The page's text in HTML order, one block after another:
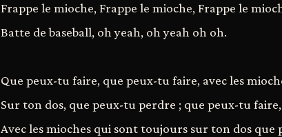
Frappe le mioche, Frappe le mioche, Frappe le
Batte de baseball, oh yeah, oh yeah oh oh.
Que peux-tu faire, que peux-tu faire, avec les
Sur ton dos, que peux-tu perdre ; que peux-tu
Avec les mioches qui sont toujours sur ton dos que